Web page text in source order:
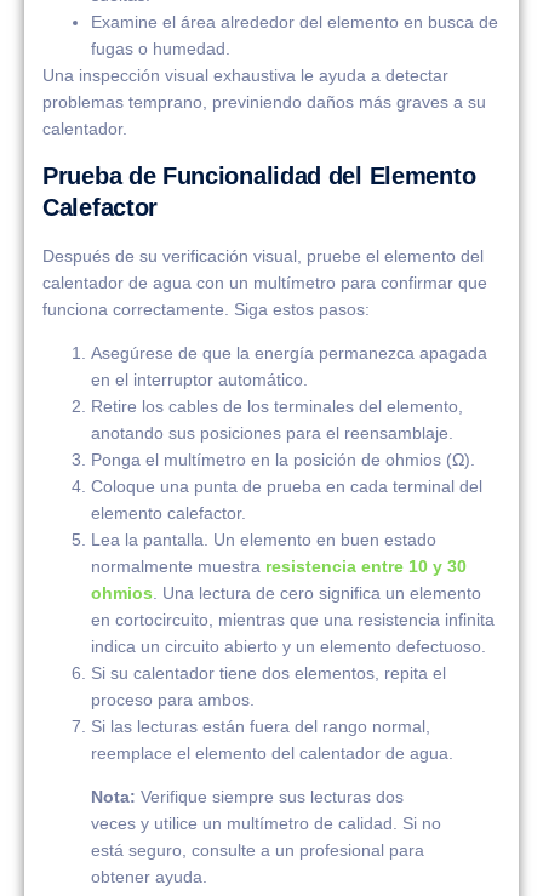
Examine el área alrededor del elemento en busca de
fugas o humedad.
Una inspección visual exhaustiva le ayuda a detectar
problemas temprano, previniendo daños más graves a su
calentador.
Prueba de Funcionalidad del Elemento
Calefactor
Después de su verificación visual, pruebe el elemento del
calentador de agua con un multímetro para confirmar que
funciona correctamente. Siga estos pasos:
Asegúrese de que la energía permanezca apagada
en el interruptor automático.
Retire los cables de los terminales del elemento,
anotando sus posiciones para el reensamblaje.
Ponga el multímetro en la posición de ohmios (Ω).
Coloque una punta de prueba en cada terminal del
elemento calefactor.
Lea la pantalla. Un elemento en buen estado
normalmente muestra resistencia entre 10 y 30
ohmios . Una lectura de cero significa un elemento
en cortocircuito, mientras que una resistencia infinita
indica un circuito abierto y un elemento defectuoso.
Si su calentador tiene dos elementos, repita el
proceso para ambos.
Si las lecturas están fuera del rango normal,
reemplace el elemento del calentador de agua.
Nota: Verifique siempre sus lecturas dos
veces y utilice un multímetro de calidad. Si no
está seguro, consulte a un profesional para
obtener ayuda.